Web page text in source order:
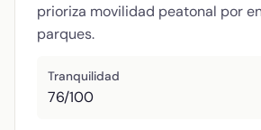
prioriza movilidad peatonal por
parques.
Tranquilidad
76/100